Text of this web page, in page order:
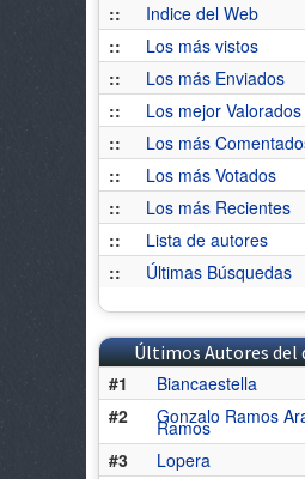
::
Indice del Web
::
Los más vistos
::
Los más Enviados
::
Los mejor Valorados
::
Los más
::
Los más Votados
::
Los más Recientes
::
Lista de autores
::
Últimas Búsquedas
Últimos Autores del
#1
Biancaestella
#2
Gonzalo Ramos
Ramos
#3
Lopera